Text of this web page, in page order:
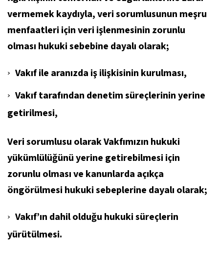
vermemek kaydıyla, veri sorumlusunun meşru
menfaatleri için veri işlenmesinin zorunlu
olması hukuki sebebine dayalı olarak;
Vakıf ile aranızda iş ilişkisinin kurulması,
Vakıf tarafından denetim süreçlerinin yerine
getirilmesi,
Veri sorumlusu olarak Vakfımızın hukuki
yükümlülüğünü yerine getirebilmesi için
zorunlu olması ve kanunlarda açıkça
öngörülmesi hukuki sebeplerine dayalı olarak;
Vakıf’ın dahil olduğu hukuki süreçlerin
yürütülmesi.